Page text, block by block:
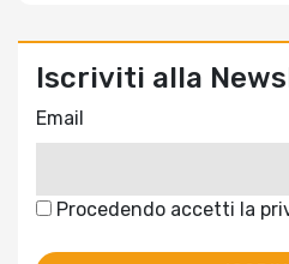
Iscriviti alla
Email
Procedendo accetti la